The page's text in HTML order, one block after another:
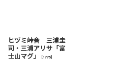
ヒヅミ峠舎 三浦圭
司・三浦アリサ「富
士山マグ」
1775